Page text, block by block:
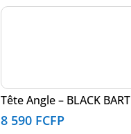
Tête Angle – BLACK BART
8 590 FCFP